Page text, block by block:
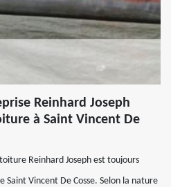
Reinhard Joseph
à Saint Vincent De
Reinhard Joseph est toujours
Saint Vincent De Cosse. Selon la nature